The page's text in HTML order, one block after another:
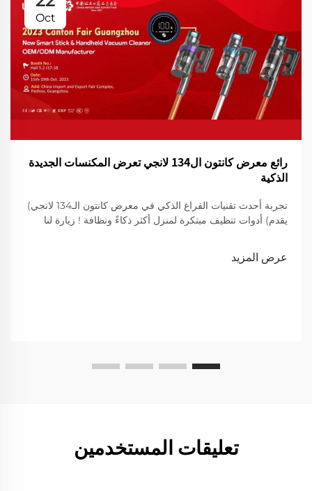
Oct
رائع معرض كانتون ال134 لانجي تعرض المكنسات الجديدة
الذكية
تجربة أحدث تقنيات الفراغ الذكي في معرض كانتون الـ134 لانجي)
يقدم) أدوات تنظيف مبتكرة لمنزل أكثر ذكاءً ونظافة ! زيارة لنا
عرض المزيد
تعليقات المستخدمين